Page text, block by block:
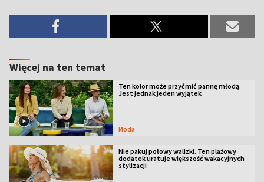
Więcej na ten temat
Ten kolor może przyćmić pannę młodą.
Jest jednak jeden wyjątek
Moda
Nie pakuj połowy walizki. Ten plażowy
dodatek uratuje większość wakacyjnych
stylizacji